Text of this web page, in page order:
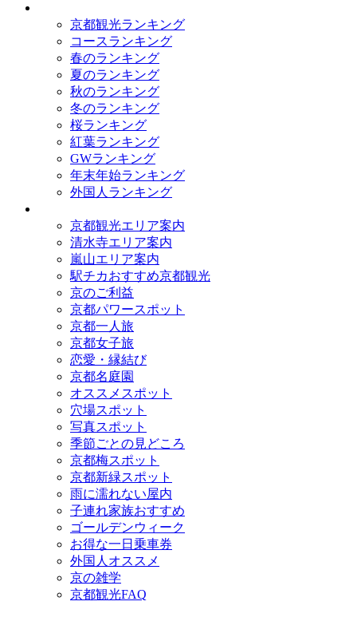
京都観光ランキング
コースランキング
春のランキング
夏のランキング
秋のランキング
冬のランキング
桜ランキング
紅葉ランキング
GWランキング
年末年始ランキング
外国人ランキング
京都観光エリア案内
清水寺エリア案内
嵐山エリア案内
駅チカおすすめ京都観光
京のご利益
京都パワースポット
京都一人旅
京都女子旅
恋愛・縁結び
京都名庭園
オススメスポット
穴場スポット
写真スポット
季節ごとの見どころ
京都梅スポット
京都新緑スポット
雨に濡れない屋内
子連れ家族おすすめ
ゴールデンウィーク
お得な一日乗車券
外国人オススメ
京の雑学
京都観光FAQ